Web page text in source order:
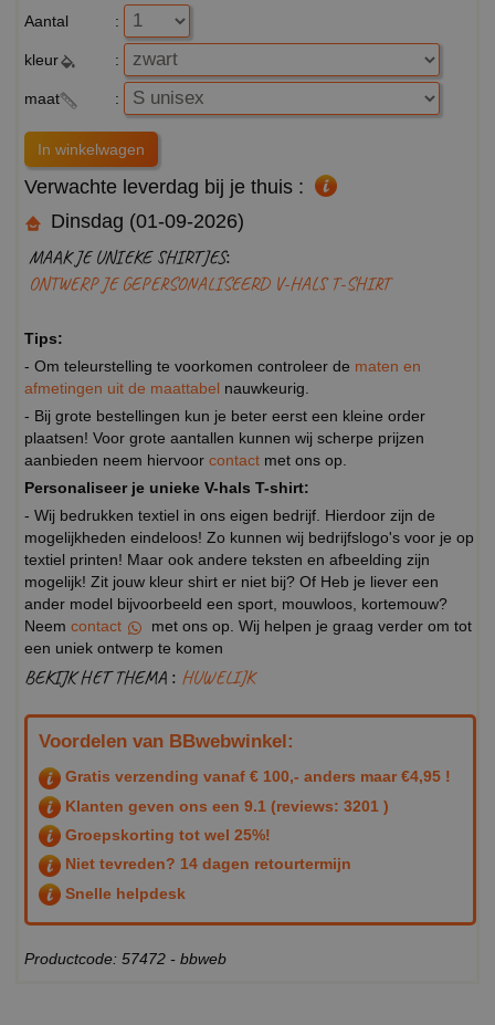
Aantal :
kleur :
maat :
Verwachte leverdag bij je thuis :
Dinsdag (01-09-2026)
MAAK JE UNIEKE SHIRTJES:
ONTWERP JE GEPERSONALISEERD V-HALS T-SHIRT
Tips:
- Om teleurstelling te voorkomen controleer de maten en
afmetingen uit de maattabel nauwkeurig.
- Bij grote bestellingen kun je beter eerst een kleine order
plaatsen! Voor grote aantallen kunnen wij scherpe prijzen
aanbieden neem hiervoor contact met ons op.
Personaliseer je unieke V-hals T-shirt:
- Wij bedrukken textiel in ons eigen bedrijf. Hierdoor zijn de
mogelijkheden eindeloos! Zo kunnen wij bedrijfslogo's voor je op
textiel printen! Maar ook andere teksten en afbeelding zijn
mogelijk! Zit jouw kleur shirt er niet bij? Of Heb je liever een
ander model bijvoorbeeld een sport, mouwloos, kortemouw?
Neem contact
met ons op. Wij helpen je graag verder om tot
een uniek ontwerp te komen
BEKIJK HET THEMA : HUWELIJK
Voordelen van BBwebwinkel:
Gratis verzending vanaf € 100,- anders maar €4,95 !
Klanten geven ons een 9.1 (reviews: 3201 )
Groepskorting tot wel 25%!
Niet tevreden? 14 dagen retourtermijn
Snelle helpdesk
Productcode: 57472 - bbweb